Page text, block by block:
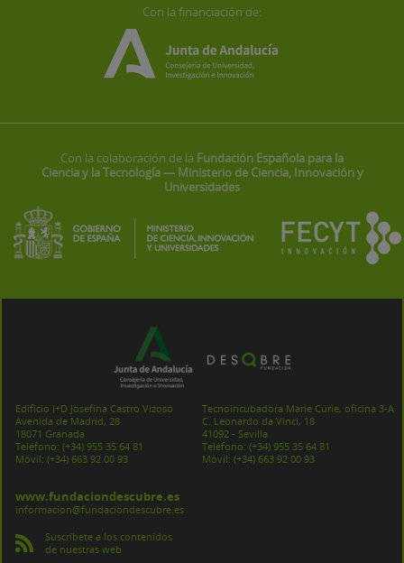
Con la financiación de:
Con la colaboración de la Fundación Española para la
Ciencia y la Tecnología — Ministerio de Ciencia, Innovación y
Universidades
Edificio I+D Josefina Castro Vizoso
Avenida de Madrid, 28
18071 Granada
Teléfono: (+34) 955 35 64 81
Móvil: (+34) 663 92 00 93
Tecnoincubadora Marie Curie, oficina 3-A
C. Leonardo da Vinci, 18
41092 - Sevilla
Teléfono: (+34) 955 35 64 81
Móvil: (+34) 663 92 00 93
www.fundaciondescubre.es
informacion@fundaciondescubre.es
Suscríbete a los contenidos
de nuestras web